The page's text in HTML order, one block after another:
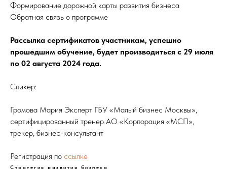
Формирование дорожной карты развития бизнеса
Обратная связь о программе
Рассылка сертификатов участникам, успешно
прошедшим обучение, будет производиться с 29 июля
по 02 августа 2024 года.
Спикер:
Громова Мария Эксперт ГБУ «Малый бизнес Москвы»,
сертифицированный тренер АО «Корпорация «МСП»,
трекер, бизнес-консультант
Регистрация по ссылке
Стратегия развития бизнеса